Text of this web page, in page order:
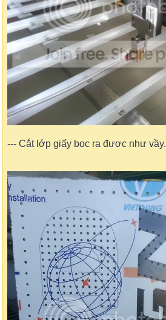
--- Cắt lớp giấy bọc ra được như vầy.